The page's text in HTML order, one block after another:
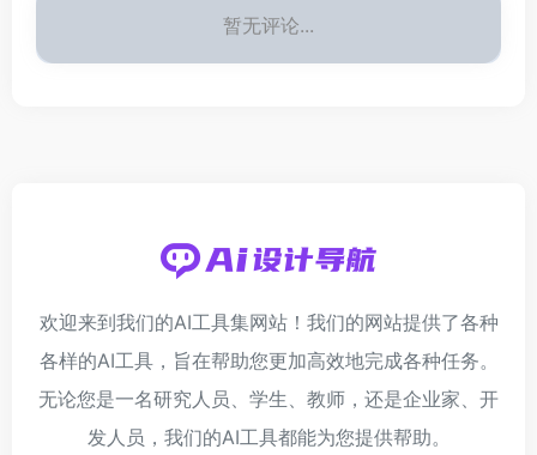
暂无评论...
欢迎来到我们的AI工具集网站！我们的网站提供了各种
各样的AI工具，旨在帮助您更加高效地完成各种任务。
无论您是一名研究人员、学生、教师，还是企业家、开
发人员，我们的AI工具都能为您提供帮助。